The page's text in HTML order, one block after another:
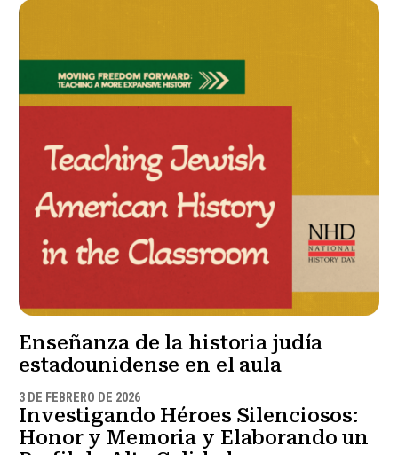
Enseñanza de la historia judía
estadounidense en el aula
3 DE FEBRERO DE 2026
Investigando Héroes Silenciosos:
Honor y Memoria y Elaborando un